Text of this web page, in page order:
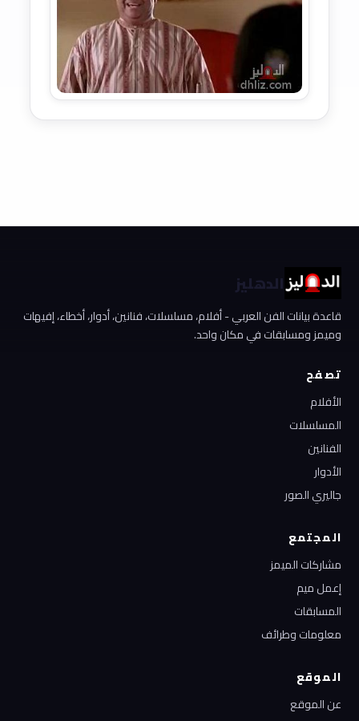
الدهليز
قاعدة بيانات الفن العربي - أفلام، مسلسلات، فنانين، أدوار، أخطاء، إفيهات
وميمز ومسابقات في مكان واحد.
تصفح
الأفلام
المسلسلات
الفنانين
الأدوار
جاليري الصور
المجتمع
مشاركات الميمز
إعمل ميم
المسابقات
معلومات وطرائف
الموقع
عن الموقع